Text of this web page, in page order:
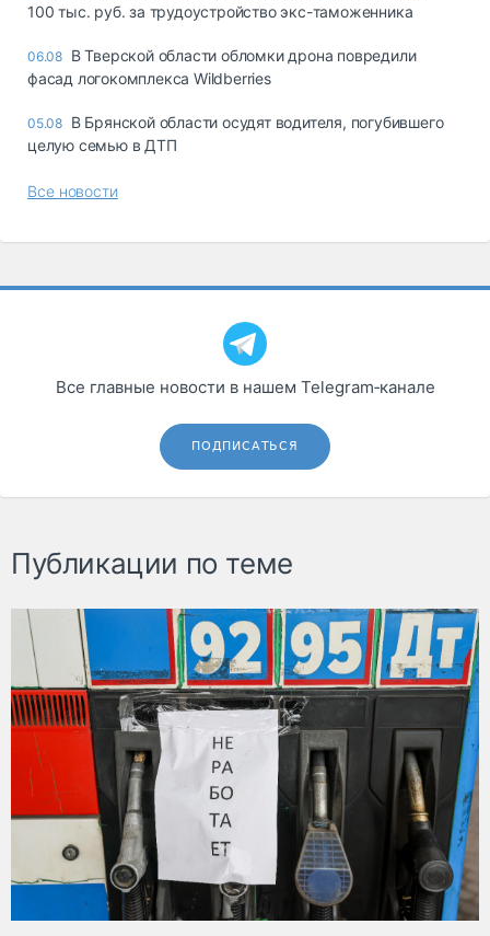
100 тыс. руб. за трудоустройство экс-таможенника
06.08 В Тверской области обломки дрона повредили
фасад логокомплекса Wildberries
05.08 В Брянской области осудят водителя, погубившего
целую семью в ДТП
Все новости
Все главные новости в нашем Telegram‑канале
ПОДПИСАТЬСЯ
Публикации по теме